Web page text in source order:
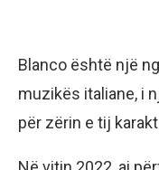
Blanco është një
muzikës italiane, i
për zërin e tij